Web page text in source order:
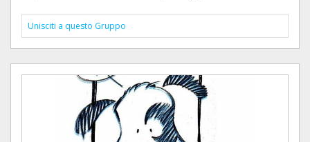
Unisciti a questo Gruppo